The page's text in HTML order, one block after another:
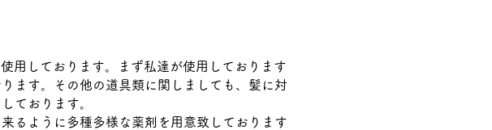
用しております。まず私達が使用しております
ます。その他の道具類に関しましても、髪に対
ております。
るように多種多様な薬剤を用意致しております